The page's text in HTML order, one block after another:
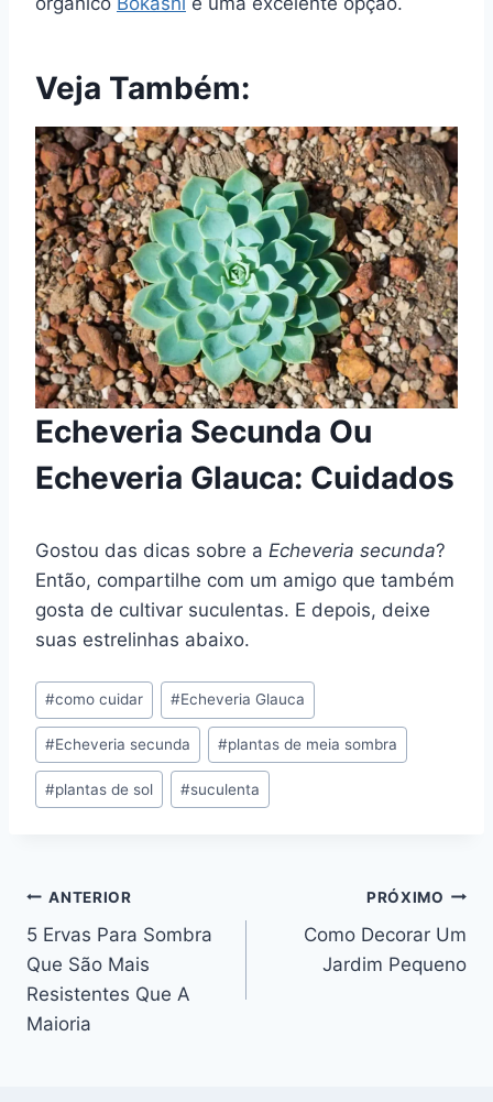
Veja Também:
Echeveria Secunda Ou
Echeveria Glauca: Cuidados
Gostou das dicas sobre a Echeveria secunda?
Então, compartilhe com um amigo que também
gosta de cultivar suculentas. E depois, deixe
suas estrelinhas abaixo.
Tags
do
Post:
#como cuidar #Echeveria Glauca
#Echeveria secunda #plantas de meia sombra
#plantas de sol #suculenta
Navegação
de
Post
ANTERIOR
5 Ervas Para Sombra
Que São Mais
Resistentes Que A
Maioria
PRÓXIMO
Como Decorar Um
Jardim Pequeno